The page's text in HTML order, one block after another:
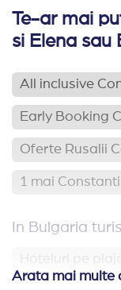
Te-ar mai
si Elena sau
All inclusive
Early Booking
Oferte Rusalii
1 mai
In Bulgaria
Hoteluri pe
Arata mai multe